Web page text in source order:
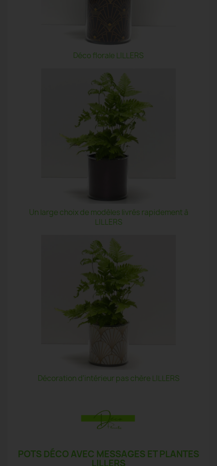
Déco florale LILLERS
Un large choix de modèles livrés rapidement à
LILLERS
Décoration d'intérieur pas chère LILLERS
POTS DÉCO AVEC MESSAGES ET PLANTES
LILLERS